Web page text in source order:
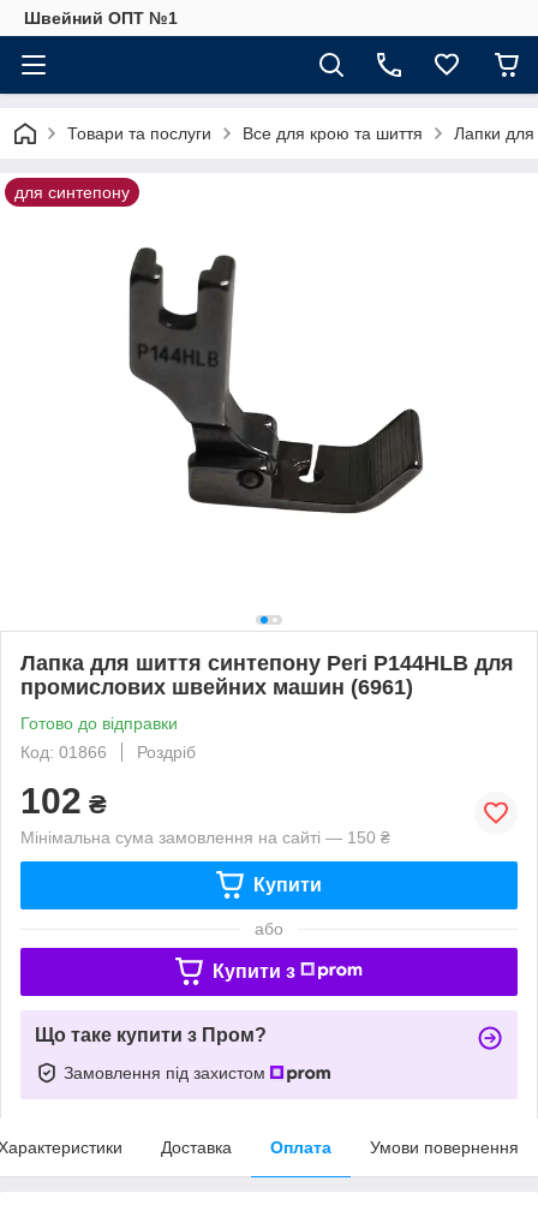
Швейний ОПТ №1
Товари та послуги Все для крою та шиття Лапки
для синтепону
Лапка для шиття синтепону Peri P144HLB для
промислових швейних машин (6961)
Готово до відправки
Код: 01866
Роздріб
102 ₴
Мінімальна сума замовлення на сайті — 150 ₴
Купити
або
Купити з
Що таке купити з Пром?
Замовлення під захистом
Доставка Оплата Умови повернення